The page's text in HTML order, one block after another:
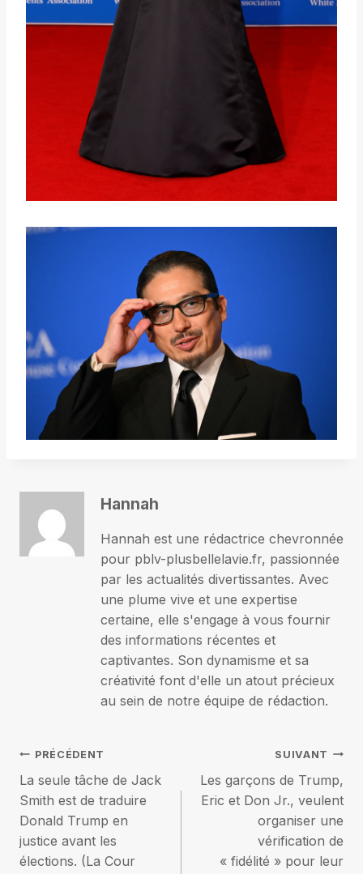
Hannah
Hannah est une rédactrice chevronnée
pour pblv-plusbellelavie.fr, passionnée
par les actualités divertissantes. Avec
une plume vive et une expertise
certaine, elle s'engage à vous fournir
des informations récentes et
captivantes. Son dynamisme et sa
créativité font d'elle un atout précieux
au sein de notre équipe de rédaction.
Navigation
de
l’article
PRÉCÉDENT
La seule tâche de Jack
Smith est de traduire
Donald Trump en
justice avant les
élections. (La Cour
SUIVANT
Les garçons de Trump,
Eric et Don Jr., veulent
organiser une
vérification de
« fidélité » pour leur